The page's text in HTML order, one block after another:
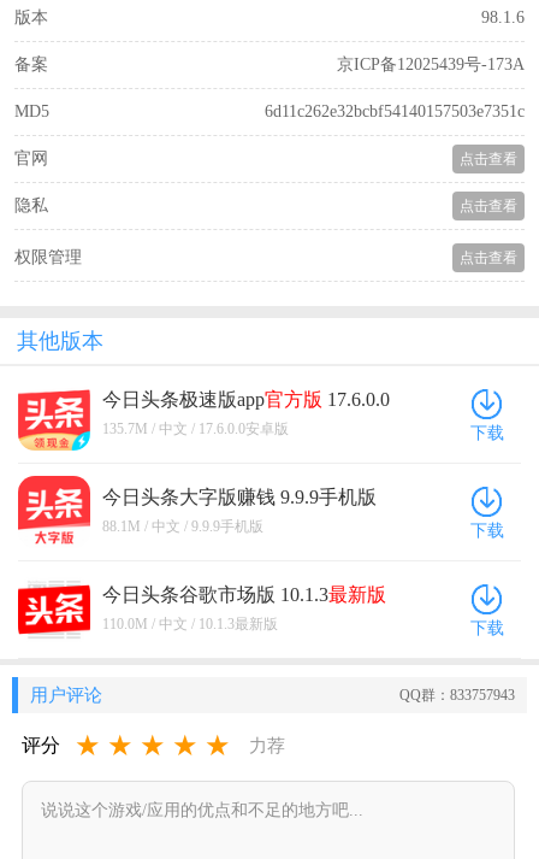
版本 98.1.6
备案 京ICP备12025439号-173A
MD5 6d11c262e32bcbf54140157503e7351c
官网 点击查看
隐私 点击查看
权限管理 点击查看
其他版本
今日头条极速版app官方版 17.6.0.0
安卓版
135.7M / 中文 / 17.6.0.0安卓版 下载
今日头条大字版赚钱 9.9.9手机版
88.1M / 中文 / 9.9.9手机版 下载
今日头条谷歌市场版 10.1.3最新版
110.0M / 中文 / 10.1.3最新版 下载
用户评论 QQ群：833757943
评分 ★ ★ ★ ★ ★ 力荐